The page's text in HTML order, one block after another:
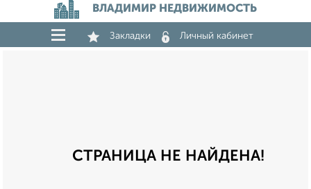
ВЛАДИМИР НЕДВИЖИМОСТЬ
Закладки Личный кабинет
СТРАНИЦА НЕ НАЙДЕНА!